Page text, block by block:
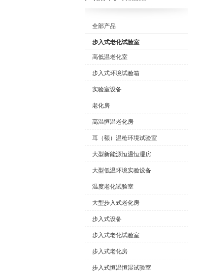
全部产品
步入式老化试验室
高低温老化室
步入式环境试验箱
实验室设备
老化房
高温恒温老化房
耳（额）温枪环境试验室
大型新能源恒温恒湿房
大型低温环境实验设备
温度老化试验室
大型步入式老化房
步入式设备
步入式老化试验室
步入式老化房
步入式恒温恒湿试验室